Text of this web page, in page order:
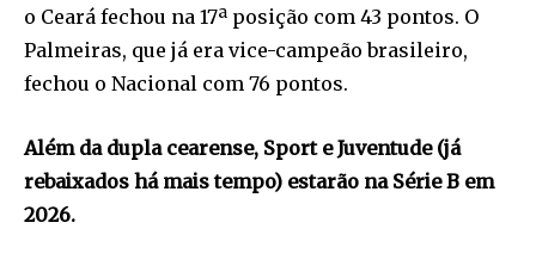
o Ceará fechou na 17ª posição com 43 pontos. O
Palmeiras, que já era vice-campeão brasileiro,
fechou o Nacional com 76 pontos.
Além da dupla cearense, Sport e Juventude (já
rebaixados há mais tempo) estarão na Série B em
2026.